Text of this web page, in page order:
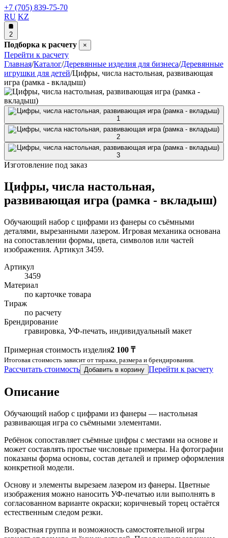
+7 (705) 839-75-70
RU KZ
2
Подборка к расчету ×
Перейти к расчету
Главная/Каталог/Деревянные изделия для бизнеса/Деревянные
игрушки для детей/Цифры, числа настольная, развивающая
игра (рамка - вкладыш)
Изготовление под заказ
Цифры, числа настольная,
развивающая игра (рамка - вкладыш)
Обучающий набор с цифрами из фанеры со съёмными
деталями, вырезанными лазером. Игровая механика основана
на сопоставлении формы, цвета, символов или частей
изображения. Артикул 3459.
Артикул
3459
Материал
по карточке товара
Тираж
по расчету
Брендирование
гравировка, УФ-печать, индивидуальный макет
Примерная стоимость изделия2 100 ₸
Итоговая стоимость зависит от тиража, размера и брендирования.
Рассчитать стоимость Добавить в корзину Перейти к расчету
Описание
Обучающий набор с цифрами из фанеры — настольная
развивающая игра со съёмными элементами.
Ребёнок сопоставляет съёмные цифры с местами на основе и
может составлять простые числовые примеры. На фотографии
показаны форма основы, состав деталей и пример оформления
конкретной модели.
Основу и элементы вырезаем лазером из фанеры. Цветные
изображения можно наносить УФ-печатью или выполнять в
согласованном варианте окраски; коричневый торец остаётся
естественным следом резки.
Возрастная группа и возможность самостоятельной игры